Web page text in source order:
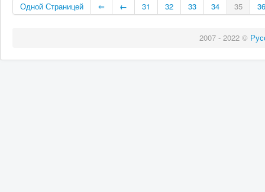
Одной Страницей ⇐ ← 31 32 33 34 35 36
2007 - 2022 ©